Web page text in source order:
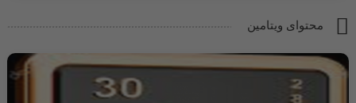
محتوای ویتامین